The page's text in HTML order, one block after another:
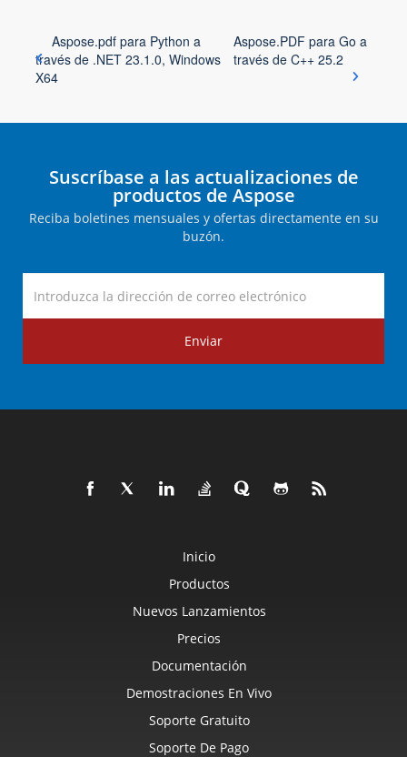
Aspose.pdf para Python a
través de .NET 23.1.0, Windows
X64
Aspose.PDF para Go a
través de C++ 25.2
Suscríbase a las actualizaciones de
productos de Aspose
Reciba boletines mensuales y ofertas directamente en su
buzón.
Enviar
Inicio
Productos
Nuevos Lanzamientos
Precios
Documentación
Demostraciones En Vivo
Soporte Gratuito
Soporte De Pago